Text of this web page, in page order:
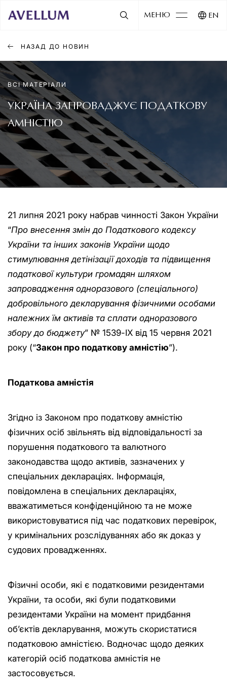
МЕНЮ EN
НАЗАД ДО НОВИН
ВСІ МАТЕРІАЛИ
УКРАЇНА ЗАПРОВАДЖУЄ ПОДАТКОВУ
АМНІСТІЮ
21 липня 2021 року набрав чинності Закон України
“Про внесення змін до Податкового кодексу
України та інших законів України щодо
стимулювання детінізації доходів та підвищення
податкової культури громадян шляхом
запровадження одноразового (спеціального)
добровільного декларування фізичними особами
належних їм активів та сплати одноразового
збору до бюджету” № 1539-IX від 15 червня 2021
року (“Закон про податкову амністію”).
Податкова амністія
Згідно із Законом про податкову амністію
фізичних осіб звільнять від відповідальності за
порушення податкового та валютного
законодавства щодо активів, зазначених у
спеціальних деклараціях. Інформація,
повідомлена в спеціальних деклараціях,
вважатиметься конфіденційною та не може
використовуватися під час податкових перевірок,
у кримінальних розслідуваннях або як доказ у
судових провадженнях.
Фізичні особи, які є податковими резидентами
України, та особи, які були податковими
резидентами України на момент придбання
об’єктів декларування, можуть скористатися
податковою амністією. Водночас щодо деяких
категорій осіб податкова амністія не
застосовується.